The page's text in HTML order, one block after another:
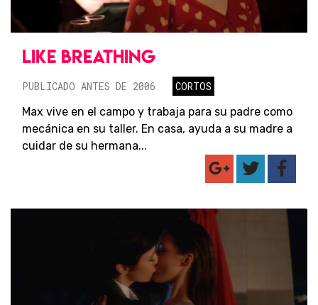
LIKE BREATHING
PUBLICADO ANTES DE 2006
CORTOS
Max vive en el campo y trabaja para su padre como
mecánica en su taller. En casa, ayuda a su madre a
cuidar de su hermana...